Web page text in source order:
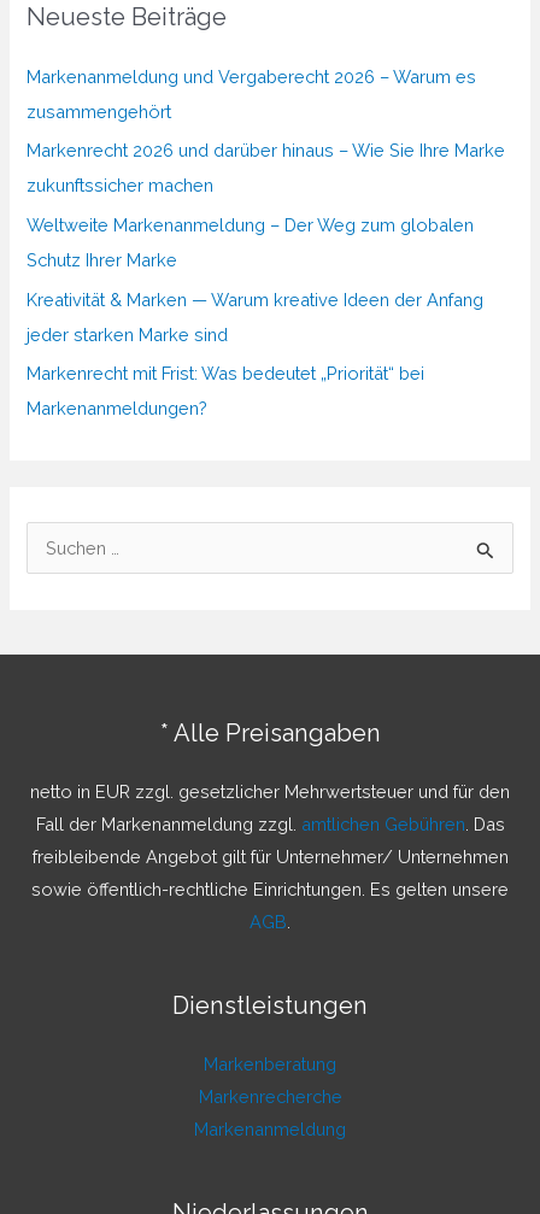
Neueste Beiträge
Markenanmeldung und Vergaberecht 2026 – Warum es
zusammengehört
Markenrecht 2026 und darüber hinaus – Wie Sie Ihre Marke
zukunftssicher machen
Weltweite Markenanmeldung – Der Weg zum globalen
Schutz Ihrer Marke
Kreativität & Marken — Warum kreative Ideen der Anfang
jeder starken Marke sind
Markenrecht mit Frist: Was bedeutet „Priorität“ bei
Markenanmeldungen?
u
a
h
* Alle Preisangaben
netto in EUR zzgl. gesetzlicher Mehrwertsteuer und für den
Fall der Markenanmeldung zzgl. amtlichen Gebühren . Das
freibleibende Angebot gilt für Unternehmer/ Unternehmen
sowie öffentlich-rechtliche Einrichtungen. Es gelten unsere
AGB
Dienstleistungen
Markenberatung
Markenrecherche
Markenanmeldung